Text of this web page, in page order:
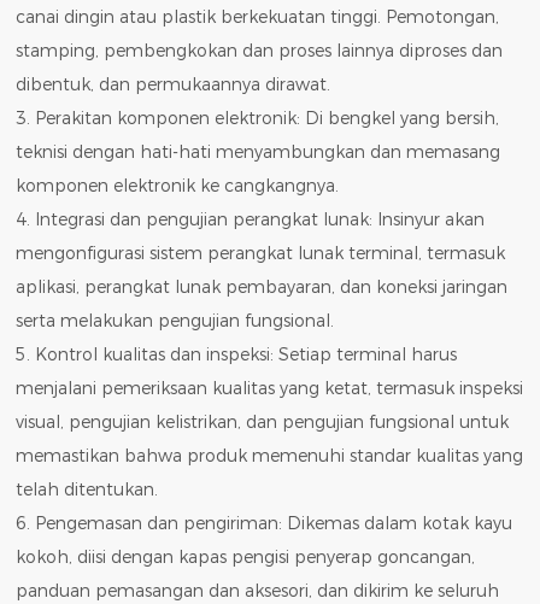
canai dingin atau plastik berkekuatan tinggi. Pemotongan,
stamping, pembengkokan dan proses lainnya diproses dan
dibentuk, dan permukaannya dirawat.
3. Perakitan komponen elektronik: Di bengkel yang bersih,
teknisi dengan hati-hati menyambungkan dan memasang
komponen elektronik ke cangkangnya.
4. Integrasi dan pengujian perangkat lunak: Insinyur akan
mengonfigurasi sistem perangkat lunak terminal, termasuk
aplikasi, perangkat lunak pembayaran, dan koneksi jaringan
serta melakukan pengujian fungsional.
5. Kontrol kualitas dan inspeksi: Setiap terminal harus
menjalani pemeriksaan kualitas yang ketat, termasuk inspeksi
visual, pengujian kelistrikan, dan pengujian fungsional untuk
memastikan bahwa produk memenuhi standar kualitas yang
telah ditentukan.
6. Pengemasan dan pengiriman: Dikemas dalam kotak kayu
kokoh, diisi dengan kapas pengisi penyerap goncangan,
panduan pemasangan dan aksesori, dan dikirim ke seluruh